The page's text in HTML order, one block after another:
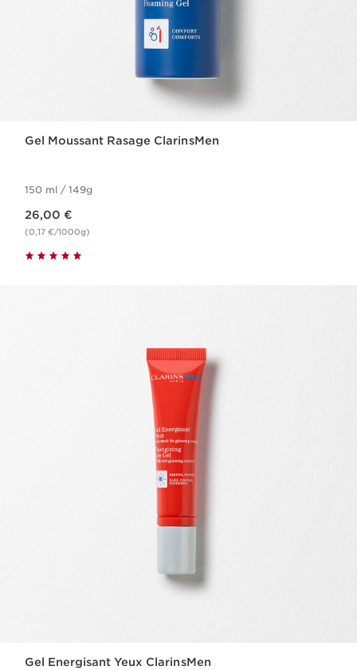
Gel Moussant Rasage ClarinsMen
150 ml / 149g
26,00 €
(0,17 €/1000g)
Gel Energisant Yeux ClarinsMen